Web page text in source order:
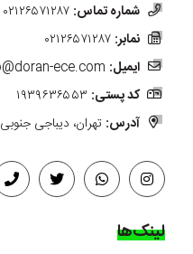
شماره تماس: ۰۲۱۲۶۵۷۱۲۸۷
نمابر: ۰۲۱۲۶۵۷۱۲۸۷
ایمیل: ece.com
کد پستی: ۱۹۳۹۶۳۶۵۵۳
آدرس: تهران، دیباجی جنوبی
لینک‌ها